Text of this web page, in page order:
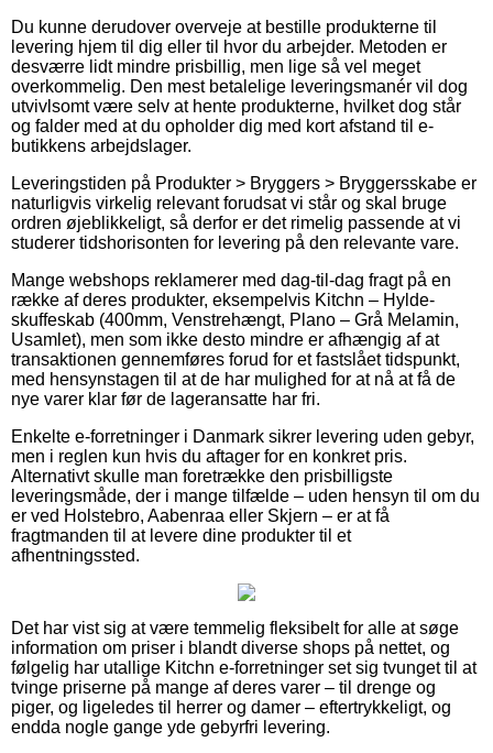
Du kunne derudover overveje at bestille produkterne til
levering hjem til dig eller til hvor du arbejder. Metoden er
desværre lidt mindre prisbillig, men lige så vel meget
overkommelig. Den mest betalelige leveringsmanér vil dog
utvivlsomt være selv at hente produkterne, hvilket dog står
og falder med at du opholder dig med kort afstand til e-
butikkens arbejdslager.
Leveringstiden på Produkter > Bryggers > Bryggersskabe er
naturligvis virkelig relevant forudsat vi står og skal bruge
ordren øjeblikkeligt, så derfor er det rimelig passende at vi
studerer tidshorisonten for levering på den relevante vare.
Mange webshops reklamerer med dag-til-dag fragt på en
række af deres produkter, eksempelvis Kitchn – Hylde-
skuffeskab (400mm, Venstrehængt, Plano – Grå Melamin,
Usamlet), men som ikke desto mindre er afhængig af at
transaktionen gennemføres forud for et fastslået tidspunkt,
med hensynstagen til at de har mulighed for at nå at få de
nye varer klar før de lageransatte har fri.
Enkelte e-forretninger i Danmark sikrer levering uden gebyr,
men i reglen kun hvis du aftager for en konkret pris.
Alternativt skulle man foretrække den prisbilligste
leveringsmåde, der i mange tilfælde – uden hensyn til om du
er ved Holstebro, Aabenraa eller Skjern – er at få
fragtmanden til at levere dine produkter til et
afhentningssted.
Det har vist sig at være temmelig fleksibelt for alle at søge
information om priser i blandt diverse shops på nettet, og
følgelig har utallige Kitchn e-forretninger set sig tvunget til at
tvinge priserne på mange af deres varer – til drenge og
piger, og ligeledes til herrer og damer – eftertrykkeligt, og
endda nogle gange yde gebyrfri levering.